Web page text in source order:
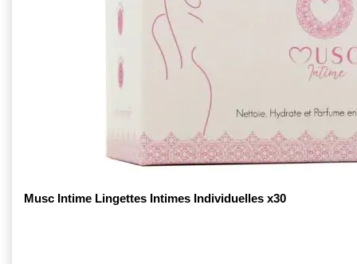
Musc Intime Lingettes Intimes Individuelles x30